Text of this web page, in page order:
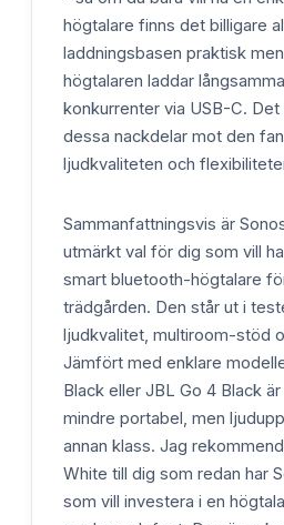
högtalare finns det billigare
laddningsbasen praktisk
högtalaren laddar
konkurrenter via USB-C.
dessa nackdelar mot den
ljudkvaliteten och
Sammanfattningsvis är
utmärkt val för dig som vill
smart bluetooth-högtalare
trädgården. Den står ut i
ljudkvalitet, multiroom-stöd
Jämfört med enklare
Black eller JBL Go 4 Black
mindre portabel, men
annan klass. Jag
White till dig som redan har
som vill investera i en